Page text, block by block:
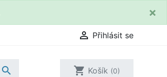
×
 Přihlásit se
 shopping_cart Košík (0)